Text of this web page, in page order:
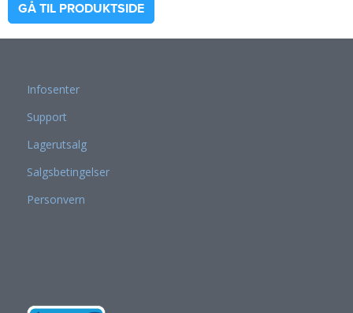
GÅ TIL PRODUKTSIDE
Infosenter
Support
Lagerutsalg
Salgsbetingelser
Personvern